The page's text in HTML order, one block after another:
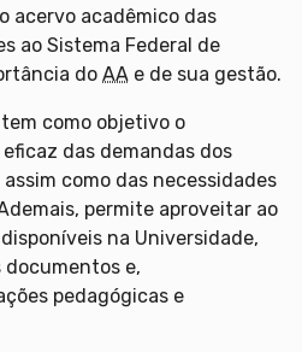
acervo acadêmico das
ao Sistema Federal de
do AA e de sua gestão.
tem como objetivo o
das demandas dos
como das necessidades
permite aproveitar ao
na Universidade,
e,
pedagógicas e